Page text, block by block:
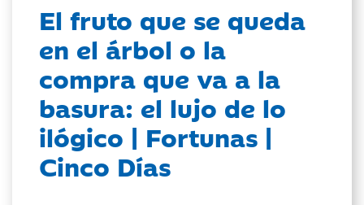
El fruto que se queda
en el árbol o la
compra que va a la
basura: el lujo de lo
ilógico | Fortunas |
Cinco Días